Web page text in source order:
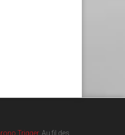
Trigger. Au fil des